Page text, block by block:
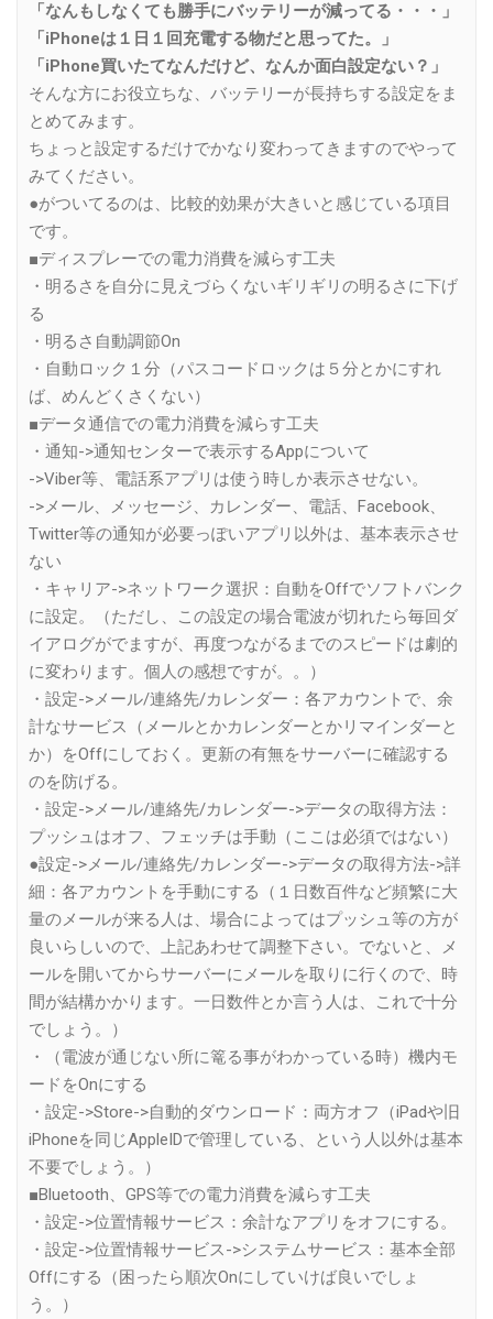
「なんもしなくても勝手にバッテリーが減ってる・・・」
「iPhoneは１日１回充電する物だと思ってた。」
「iPhone買いたてなんだけど、なんか面白設定ない？」
そんな方にお役立ちな、バッテリーが長持ちする設定をま
とめてみます。
ちょっと設定するだけでかなり変わってきますのでやって
みてください。
●がついてるのは、比較的効果が大きいと感じている項目
です。
■ディスプレーでの電力消費を減らす工夫
・明るさを自分に見えづらくないギリギリの明るさに下げ
る
・明るさ自動調節On
・自動ロック１分（パスコードロックは５分とかにすれ
ば、めんどくさくない）
■データ通信での電力消費を減らす工夫
・通知->通知センターで表示するAppについて
->Viber等、電話系アプリは使う時しか表示させない。
->メール、メッセージ、カレンダー、電話、Facebook、
Twitter等の通知が必要っぽいアプリ以外は、基本表示させ
ない
・キャリア->ネットワーク選択：自動をOffでソフトバンク
に設定。（ただし、この設定の場合電波が切れたら毎回ダ
イアログがでますが、再度つながるまでのスピードは劇的
に変わります。個人の感想ですが。。）
・設定->メール/連絡先/カレンダー：各アカウントで、余
計なサービス（メールとかカレンダーとかリマインダーと
か）をOffにしておく。更新の有無をサーバーに確認する
のを防げる。
・設定->メール/連絡先/カレンダー->データの取得方法：
プッシュはオフ、フェッチは手動（ここは必須ではない）
●設定->メール/連絡先/カレンダー->データの取得方法->詳
細：各アカウントを手動にする（１日数百件など頻繁に大
量のメールが来る人は、場合によってはプッシュ等の方が
良いらしいので、上記あわせて調整下さい。でないと、メ
ールを開いてからサーバーにメールを取りに行くので、時
間が結構かかります。一日数件とか言う人は、これで十分
でしょう。）
・（電波が通じない所に篭る事がわかっている時）機内モ
ードをOnにする
・設定->Store->自動的ダウンロード：両方オフ（iPadや旧
iPhoneを同じAppleIDで管理している、という人以外は基本
不要でしょう。）
■Bluetooth、GPS等での電力消費を減らす工夫
・設定->位置情報サービス：余計なアプリをオフにする。
・設定->位置情報サービス->システムサービス：基本全部
Offにする（困ったら順次Onにしていけば良いでしょ
う。）